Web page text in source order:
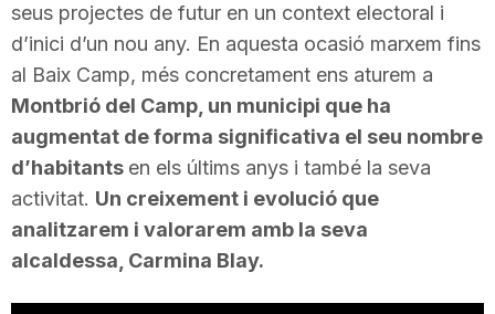
a
d
e
seus projectes de futur en un context electoral i
d’inici d’un nou any. En aquesta ocasió marxem fins
al Baix Camp, més concretament ens aturem a
Montbrió del Camp, un municipi que ha
augmentat de forma significativa el seu nombre
d’habitants en els últims anys i també la seva
activitat. Un creixement i evolució que
analitzarem i valorarem amb la seva
alcaldessa, Carmina Blay.